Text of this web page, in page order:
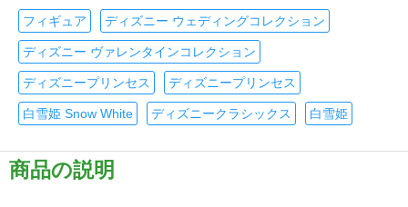
フィギュア ディズニー ウェディングコレクション
ディズニー ヴァレンタインコレクション
ディズニープリンセス ディズニープリンセス
白雪姫 Snow White ディズニークラシックス 白雪姫
商品の説明